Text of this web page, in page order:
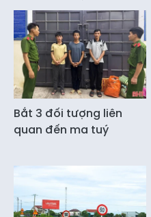
Bắt 3 đối tượng liên
quan đến ma tuý